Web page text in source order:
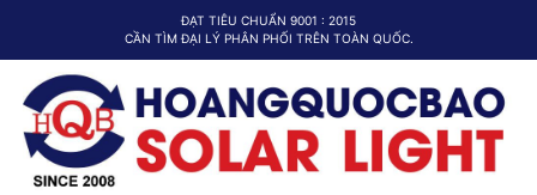
dung
ĐẠT TIÊU CHUẨN 9001 : 2015
CẦN TÌM ĐẠI LÝ PHÂN PHỐI TRÊN TOÀN QUỐC.